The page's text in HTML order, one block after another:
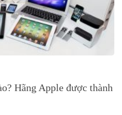
Hãng Apple được thành